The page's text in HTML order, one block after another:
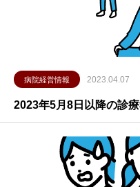
病院経営情報 2023.04.07
2023年5月8日以降の診